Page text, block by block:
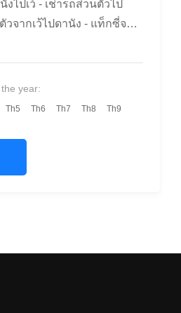
งไปเว้ - เช่ารถส่วนตัวไป
วจากเว้ไปดานัง - แท็กซี่จา
2566 จาก เพียง 990 K เช่า
นัง เช่ารถจากดานังไปเว้
year:
Th5 Th6 Th7 Th8 Th9